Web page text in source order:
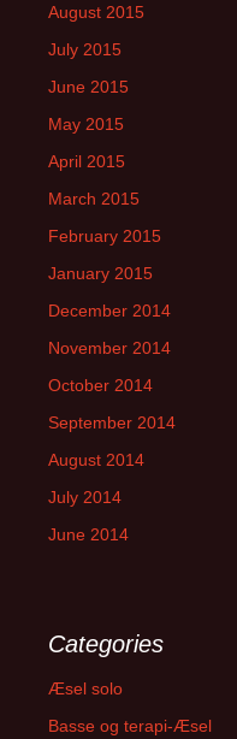
August 2015
July 2015
June 2015
May 2015
April 2015
March 2015
February 2015
January 2015
December 2014
November 2014
October 2014
September 2014
August 2014
July 2014
June 2014
Categories
Æsel solo
Basse og terapi-Æsel